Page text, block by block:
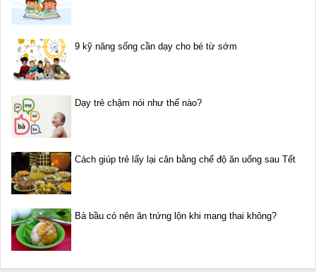
9 kỹ năng sống cần dạy cho bé từ sớm
Dạy trẻ chậm nói như thế nào?
Cách giúp trẻ lấy lại cân bằng chế độ ăn uống sau Tết
Bà bầu có nên ăn trứng lộn khi mang thai không?